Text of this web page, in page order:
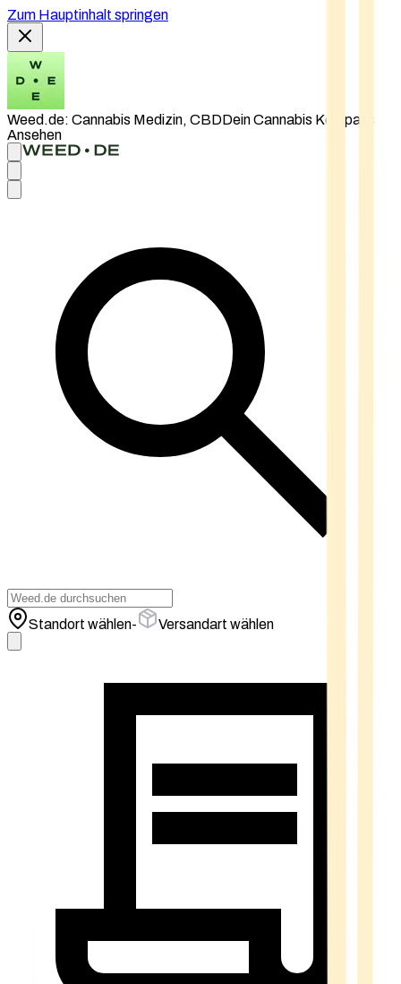
Zum Hauptinhalt springen
Weed.de: Cannabis Medizin, CBDDein Cannabis Kompass
Ansehen
Standort wählen- Versandart wählen